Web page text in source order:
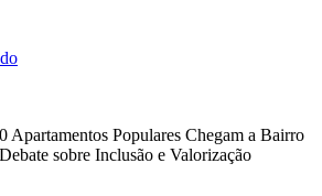
Apartamentos Populares Chegam a Bairro
sobre Inclusão e Valorização